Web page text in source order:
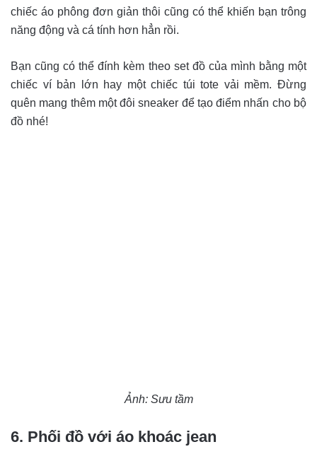
chiếc áo phông đơn giản thôi cũng có thể khiến bạn trông
năng động và cá tính hơn hẳn rồi.
Bạn cũng có thể đính kèm theo set đồ của mình bằng một
chiếc ví bản lớn hay một chiếc túi tote vải mềm. Đừng
quên mang thêm một đôi sneaker để tạo điểm nhấn cho bộ
đồ nhé!
Ảnh: Sưu tầm
6. Phối đồ với áo khoác jean